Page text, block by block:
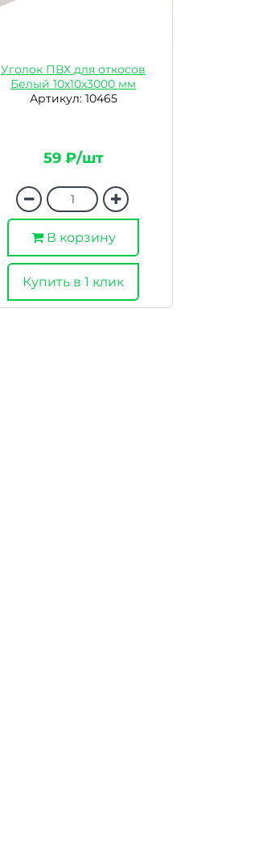
Уголок ПВХ для откосов
Белый 10х10х3000 мм
Артикул: 10465
59 ₽/шт
В корзину
Купить в 1 клик